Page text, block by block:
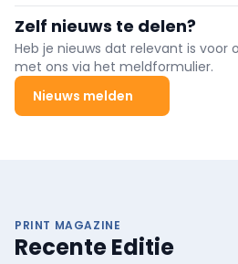
Zelf nieuws te delen?
Heb je nieuws dat relevant is voor
met ons via het meldformulier.
Nieuws melden
PRINT MAGAZINE
Recente Editie